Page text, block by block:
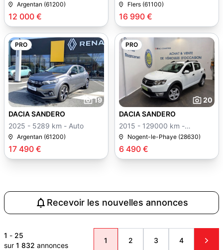
12 000 €
Argentan (61200)
16 990 €
Flers (61100)
PRO
19
17 490 €
DACIA SANDERO
2025 - 5289 km - Auto
Argentan (61200)
PRO
20
6 490 €
DACIA SANDERO
2015 - 129000 km -
Manuelle
Nogent-le-Phaye (28630)
Recevoir les nouvelles annonces
1 - 25
sur 1 832 annonces
1 2 3 4